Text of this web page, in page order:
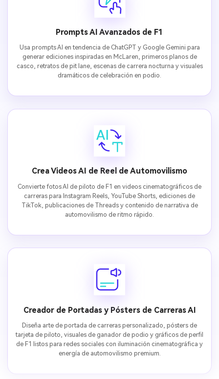
Prompts AI Avanzados de F1
Usa prompts AI en tendencia de ChatGPT y Google Gemini para
generar ediciones inspiradas en McLaren, primeros planos de
casco, retratos de pit lane, escenas de carrera nocturna y visuales
dramáticos de celebración en podio.
Crea Videos AI de Reel de Automovilismo
Convierte fotos AI de piloto de F1 en videos cinematográficos de
carreras para Instagram Reels, YouTube Shorts, ediciones de
TikTok, publicaciones de Threads y contenido de narrativa de
automovilismo de ritmo rápido.
Creador de Portadas y Pósters de Carreras AI
Diseña arte de portada de carreras personalizado, pósters de
tarjeta de piloto, visuales de ganador de podio y gráficos de perfil
de F1 listos para redes sociales con iluminación cinematográfica y
energía de automovilismo premium.